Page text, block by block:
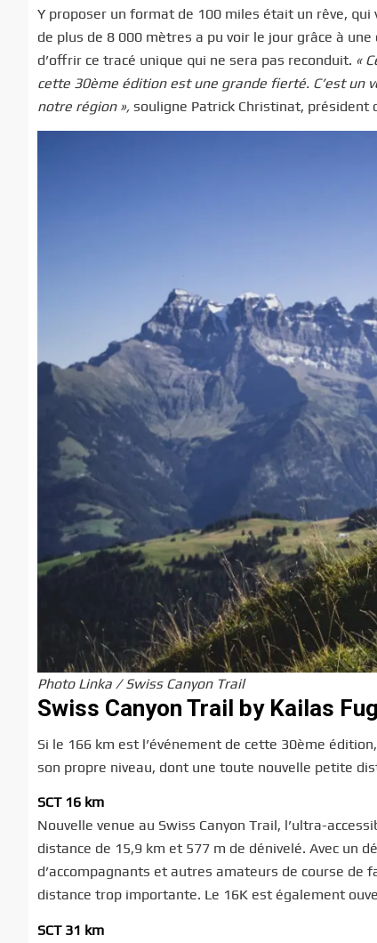
Y proposer un format de 100 miles était un rêve,
de plus de 8 000 mètres a pu voir le jour grâce à
d’offrir ce tracé unique qui ne sera pas reconduit. «
cette 30ème édition est une grande fierté. C’est un
notre région », souligne Patrick Christinat, président
Photo Linka / Swiss Canyon Trail
Swiss Canyon Trail by Kailas
Si le 166 km est l’événement de cette 30ème
son propre niveau, dont une toute nouvelle petite
SCT 16 km
Nouvelle venue au Swiss Canyon Trail, l’ultra-
distance de 15,9 km et 577 m de dénivelé. Avec un
d’accompagnants et autres amateurs de course de
distance trop importante. Le 16K est également
SCT 31 km